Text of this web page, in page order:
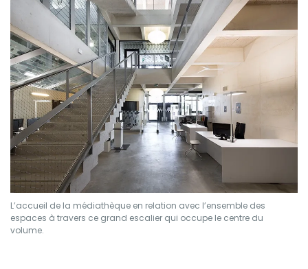
L’accueil de la médiathèque en relation avec l’ensemble des
espaces à travers ce grand escalier qui occupe le centre du
volume.